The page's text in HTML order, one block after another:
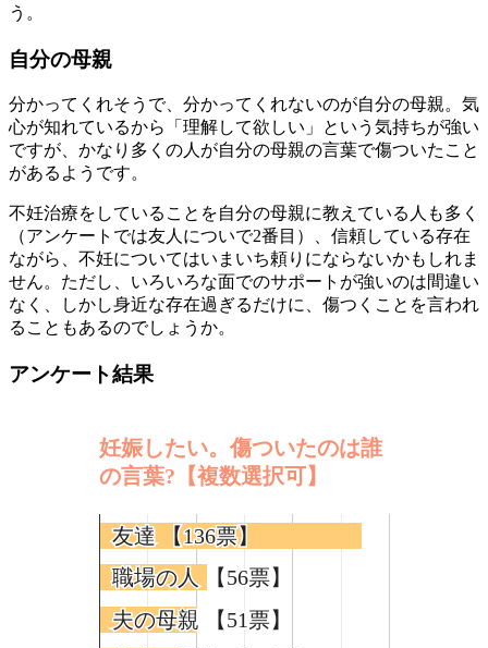
う。
自分の母親
分かってくれそうで、分かってくれないのが自分の母親。気
心が知れているから「理解して欲しい」という気持ちが強い
ですが、かなり多くの人が自分の母親の言葉で傷ついたこと
があるようです。
不妊治療をしていることを自分の母親に教えている人も多く
（アンケートでは友人についで2番目）、信頼している存在
ながら、不妊についてはいまいち頼りにならないかもしれま
せん。ただし、いろいろな面でのサポートが強いのは間違い
なく、しかし身近な存在過ぎるだけに、傷つくことを言われ
ることもあるのでしょうか。
アンケート結果
妊娠したい。傷ついたのは誰
の言葉?【複数選択可】
友達 【136票】
友達 【136票】
職場の人 【56票】
職場の人 【56票】
夫の母親 【51票】
夫の母親 【51票】